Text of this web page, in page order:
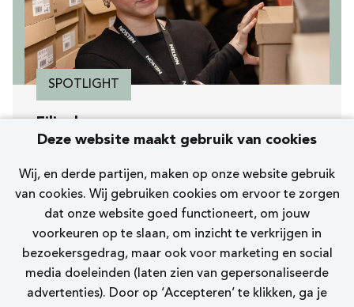
Deze website maakt gebruik van cookies
Wij, en derde partijen, maken op onze website gebruik
van cookies. Wij gebruiken cookies om ervoor te zorgen
dat onze website goed functioneert, om jouw
voorkeuren op te slaan, om inzicht te verkrijgen in
bezoekersgedrag, maar ook voor marketing en social
media doeleinden (laten zien van gepersonaliseerde
advertenties). Door op ‘Accepteren’ te klikken, ga je
SPOTLIGHT
Filiaalmanager
Nelson
32 - 38 uur
Bekijk vacature